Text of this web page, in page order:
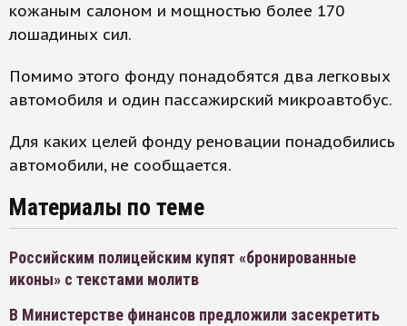
кожаным салоном и мощностью более 170
лошадиных сил.
Помимо этого фонду понадобятся два легковых
автомобиля и один пассажирский микроавтобус.
Для каких целей фонду реновации понадобились
автомобили, не сообщается.
Материалы по теме
Российским полицейским купят «бронированные
иконы» с текстами молитв
В Министерстве финансов предложили засекретить